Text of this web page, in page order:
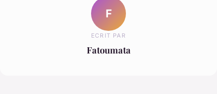
F
ECRIT PAR
Fatoumata